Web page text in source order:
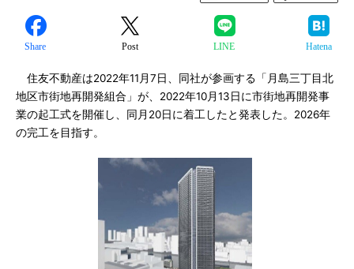
Share Post LINE Hatena
住友不動産は2022年11月7日、同社が参画する「月島三丁目北
地区市街地再開発組合」が、2022年10月13日に市街地再開発事
業の起工式を開催し、同月20日に着工したと発表した。2026年
の完工を目指す。